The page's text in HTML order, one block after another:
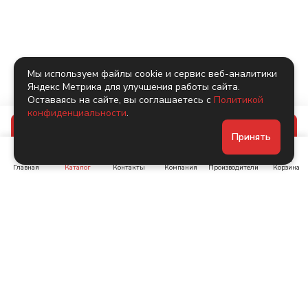
Главная Каталог Контакты Компания Производители Корзина
Мы используем файлы cookie и сервис веб-аналитики
Яндекс Метрика для улучшения работы сайта.
Оставаясь на сайте, вы соглашаетесь с Политикой
конфиденциальности.
Принять